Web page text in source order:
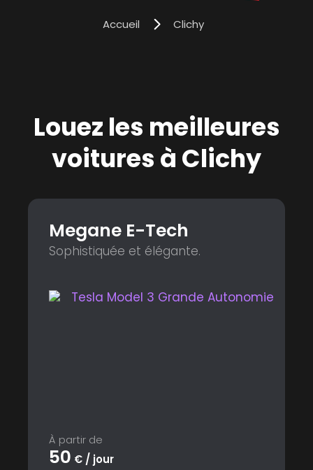
Accueil Clichy
Louez les meilleures
voitures à Clichy
Megane E-Tech
Sophistiquée et élégante.
À partir de
50 € / jour